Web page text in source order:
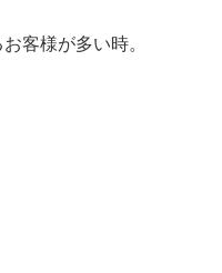
客様が多い時。